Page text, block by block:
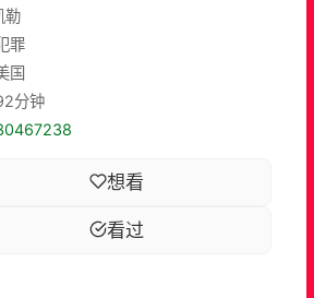
勒
罪
国
分钟
想看
看过